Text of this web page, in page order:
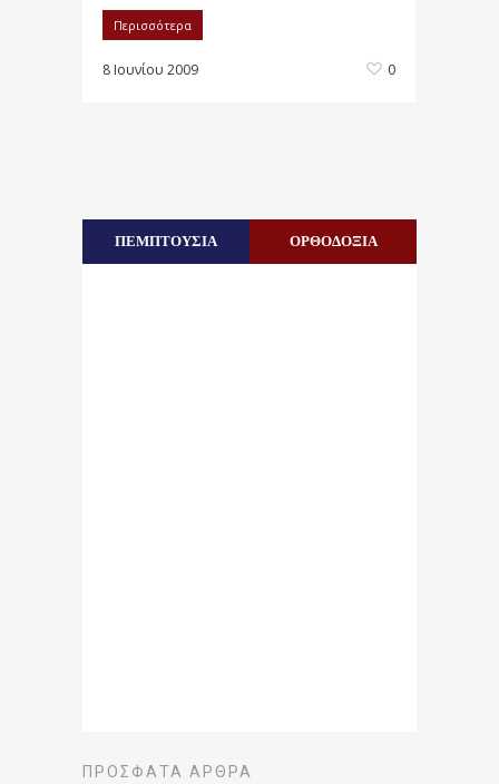
Περισσότερα
8 Ιουνίου 2009 0
ΠΕΜΠΤΟΥΣΙΑ ΟΡΘΟΔΟΞΙΑ
ΠΡΌΣΦΑΤΑ ΆΡΘΡΑ